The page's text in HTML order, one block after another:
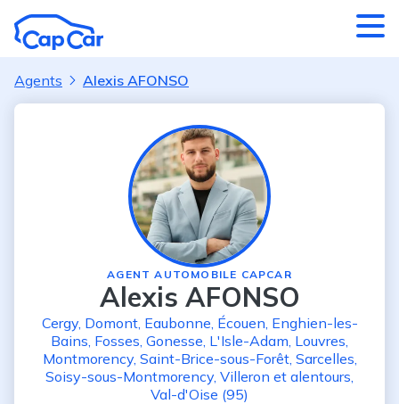
Agents Alexis AFONSO
AGENT AUTOMOBILE CAPCAR
Alexis AFONSO
Cergy, Domont, Eaubonne, Écouen, Enghien-les-
Bains, Fosses, Gonesse, L'Isle-Adam, Louvres,
Montmorency, Saint-Brice-sous-Forêt, Sarcelles,
Soisy-sous-Montmorency, Villeron et alentours,
Val-d'Oise (95)